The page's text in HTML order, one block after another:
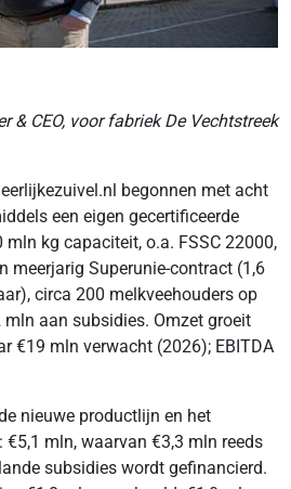
& CEO, voor fabriek De Vechtstreek
begonnen met acht
een eigen gecertificeerde
kg capaciteit, o.a. FSSC 22000,
meerjarig Superunie-contract (1,6
circa 200 melkveehouders op
aan subsidies. Omzet groeit
€19 mln verwacht (2026); EBITDA
nieuwe productlijn en het
mln, waarvan €3,3 mln reeds
subsidies wordt gefinancierd.